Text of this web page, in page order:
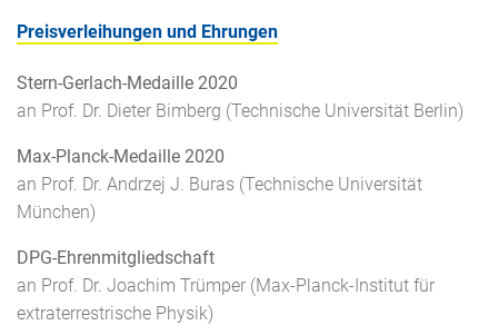
Preisverleihungen und Ehrungen
Stern-Gerlach-Medaille 2020
an Prof. Dr. Dieter Bimberg (Technische Universität Berlin)
Max-Planck-Medaille 2020
an Prof. Dr. Andrzej J. Buras (Technische Universität
München)
DPG-Ehrenmitgliedschaft
an Prof. Dr. Joachim Trümper (Max-Planck-Institut für
extraterrestrische Physik)